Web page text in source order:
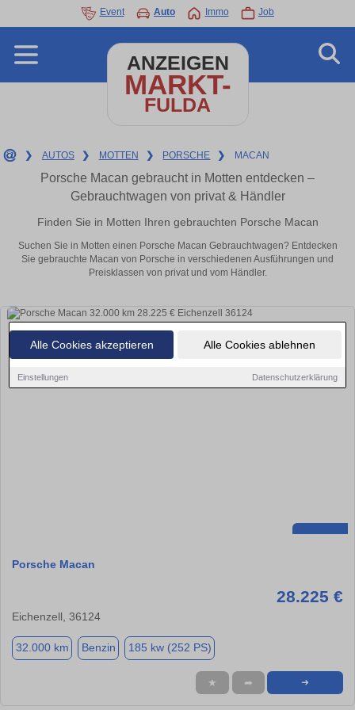
Alle Cookies akzeptieren Alle Cookies ablehnen
Einstellungen Datenschutzerklärung
Event Auto Immo Job
ANZEIGEN
MARKT-
FULDA
❯ AUTOS ❯ MOTTEN ❯ PORSCHE ❯ MACAN
Porsche Macan gebraucht in Motten entdecken –
Gebrauchtwagen von privat & Händler
Finden Sie in Motten Ihren gebrauchten Porsche Macan
Suchen Sie in Motten einen Porsche Macan Gebrauchtwagen? Entdecken
Sie gebrauchte Macan von Porsche in verschiedenen Ausführungen und
Preisklassen von privat und vom Händler.
Porsche Macan
28.225 €
Eichenzell, 36124
32.000 km Benzin 185 kw (252 PS)
★ ➦ ➜